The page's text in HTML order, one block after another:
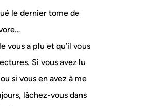
le dernier tome de
vous a plu et qu’il vous
Si vous avez lu
si vous en avez à me
lâchez-vous dans